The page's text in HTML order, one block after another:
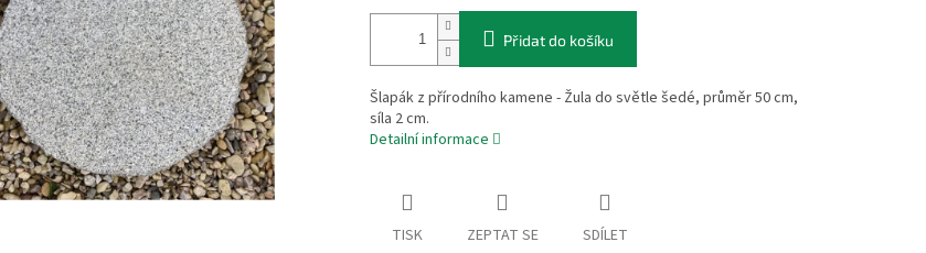
Přidat do košíku
Šlapák z přírodního kamene - Žula do světle šedé, průměr 50 cm,
síla 2 cm.
Detailní informace
TISK ZEPTAT SE SDÍLET